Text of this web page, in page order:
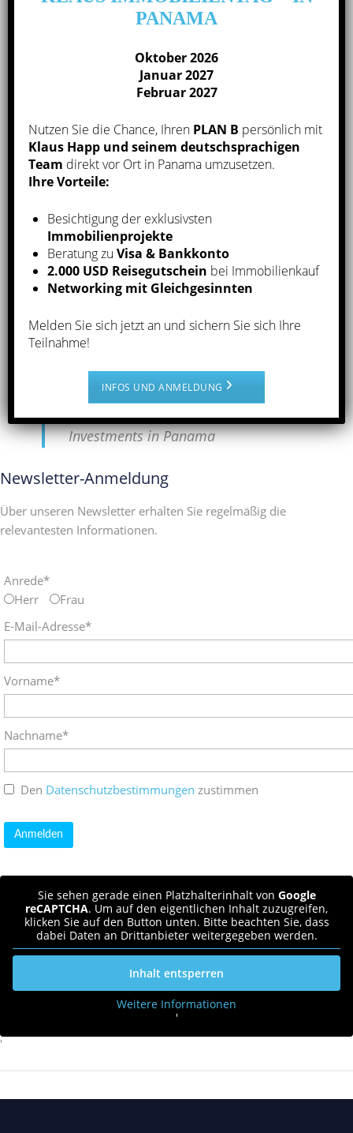
Melden Sie sich bei Interesse an dieser 1-
Schlafzimmer-Wohnung im Casco Viejo oder auch
Übersicht der Investmentmöglichkeiten
in Panama
Wie funktioniert die Kaufabwicklung?
Der Immobilienmarkt in Panama
Der Immobilienmarkt in Panama zählt international
Investments und wir möchten gerneIhre
Vertrauensperson vor Ort
Immobilien in Panama nachhaltig kümmern.
Investments in Panama
Newsletter-Anmeldung
Über unseren Newsletter erhalten Sie regelmäßig die
relevantesten Informationen.
Anrede*
Herr
Frau
E-Mail-Adresse*
Vorname*
Nachname*
Den Datenschutzbestimmungen zustimmen
Sie sehen gerade einen Platzhalterinhalt von Google
reCAPTCHA. Um auf den eigentlichen Inhalt zuzugreifen,
klicken Sie auf den Button unten. Bitte beachten Sie, dass
dabei Daten an Drittanbieter weitergegeben werden.
Inhalt entsperren
Weitere Informationen
'
'
PANAMA
Oktober 2026
Januar 2027
Februar 2027
Nutzen Sie die Chance, Ihren PLAN B persönlich mit
Klaus Happ und seinem deutschsprachigen
Team direkt vor Ort in Panama umzusetzen.
Ihre Vorteile:
Besichtigung der exklusivsten
Immobilienprojekte
Beratung zuVisa & Bankkonto
2.000 USD Reisegutschein bei Immobilienkauf
Networking mit Gleichgesinnten
Melden Sie sich jetzt an und sichern Sie sich Ihre
Teilnahme!
INFOS UND ANMELDUNG